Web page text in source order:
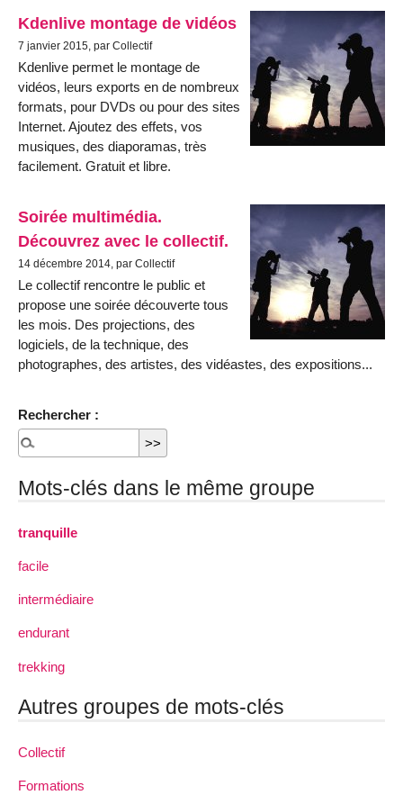
Kdenlive montage de vidéos
7 janvier 2015, par Collectif
Kdenlive permet le montage de
vidéos, leurs exports en de nombreux
formats, pour DVDs ou pour des sites
Internet. Ajoutez des effets, vos
musiques, des diaporamas, très
facilement. Gratuit et libre.
Soirée multimédia.
Découvrez avec le collectif.
14 décembre 2014, par Collectif
Le collectif rencontre le public et
propose une soirée découverte tous
les mois. Des projections, des
logiciels, de la technique, des
photographes, des artistes, des vidéastes, des expositions...
Rechercher :
Mots-clés dans le même groupe
tranquille
facile
intermédiaire
endurant
trekking
Autres groupes de mots-clés
Collectif
Formations